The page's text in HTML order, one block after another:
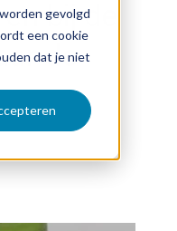
gevolgd
een cookie
dat je niet
bij de
de